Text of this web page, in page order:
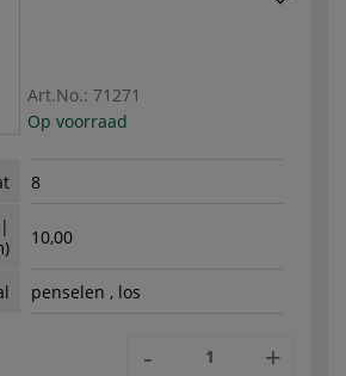
Art.No.: 71271
Op voorraad
8
10,00
penselen , los
- +